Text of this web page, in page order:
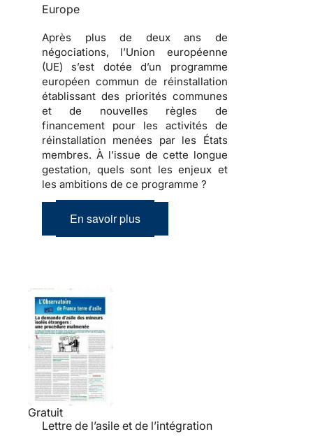
Europe
Après plus de deux ans de
négociations, l’Union européenne
(UE) s’est dotée d’un programme
européen commun de réinstallation
établissant des priorités communes
et de nouvelles règles de
financement pour les activités de
réinstallation menées par les États
membres. À l’issue de cette longue
gestation, quels sont les enjeux et
les ambitions de ce programme ?
En savoir plus
Gratuit
Lettre de l’asile et de l’intégration